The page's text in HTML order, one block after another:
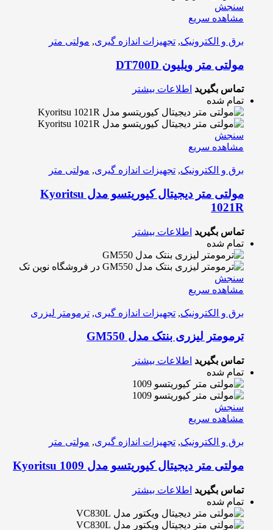
سنجش
مشاهده سریع
برق و الکترونیک, تجهیزات اندازه گیری, مولتی متر
مولتی متر ویلیون DT700D
تماس بگیرید اطلاعات بیشتر
تمام شده
سنجش
مشاهده سریع
برق و الکترونیک, تجهیزات اندازه گیری, مولتی متر
مولتی متر دیجیتال کیوریتسو مدل Kyoritsu
1021R
تماس بگیرید اطلاعات بیشتر
تمام شده
سنجش
مشاهده سریع
برق و الکترونیک, تجهیزات اندازه گیری, ترمومتر لیزری
ترمومتر لیزری بنتک مدل GM550
تماس بگیرید اطلاعات بیشتر
تمام شده
سنجش
مشاهده سریع
برق و الکترونیک, تجهیزات اندازه گیری, مولتی متر
مولتی متر دیجیتال کیوریتسو مدل Kyoritsu 1009
تماس بگیرید اطلاعات بیشتر
تمام شده